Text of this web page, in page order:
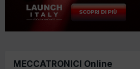
MECCATRONICI Online